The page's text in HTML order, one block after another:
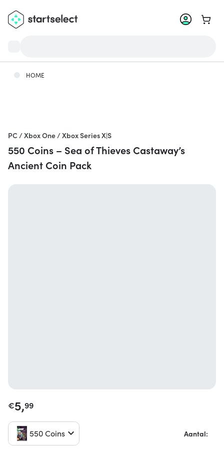
Ga
HOME
PC / Xbox One / Xbox Series X|S
550 Coins – Sea of Thieves Castaway’s
Ancient Coin Pack
€5,99
550 Coins Aantal: